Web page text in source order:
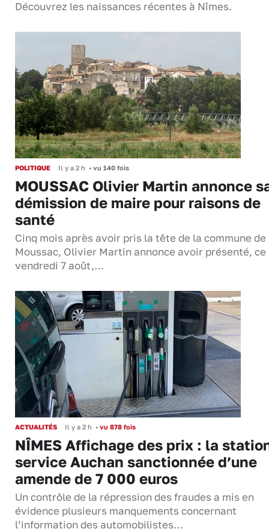
Découvrez les naissances récentes à Nîmes.
POLITIQUE Il y a 2 h • vu 140 fois
MOUSSAC Olivier Martin annonce
démission de maire pour raisons de
santé
Cinq mois après avoir pris la tête de la commune de
Moussac, Olivier Martin annonce avoir présenté, ce
vendredi 7 août,…
ACTUALITÉS Il y a 2 h • vu 878 fois
NÎMES Affichage des prix : la
service Auchan sanctionnée d’une
amende de 7 000 euros
Un contrôle de la répression des fraudes a mis en
évidence plusieurs manquements concernant
l’information des automobilistes…